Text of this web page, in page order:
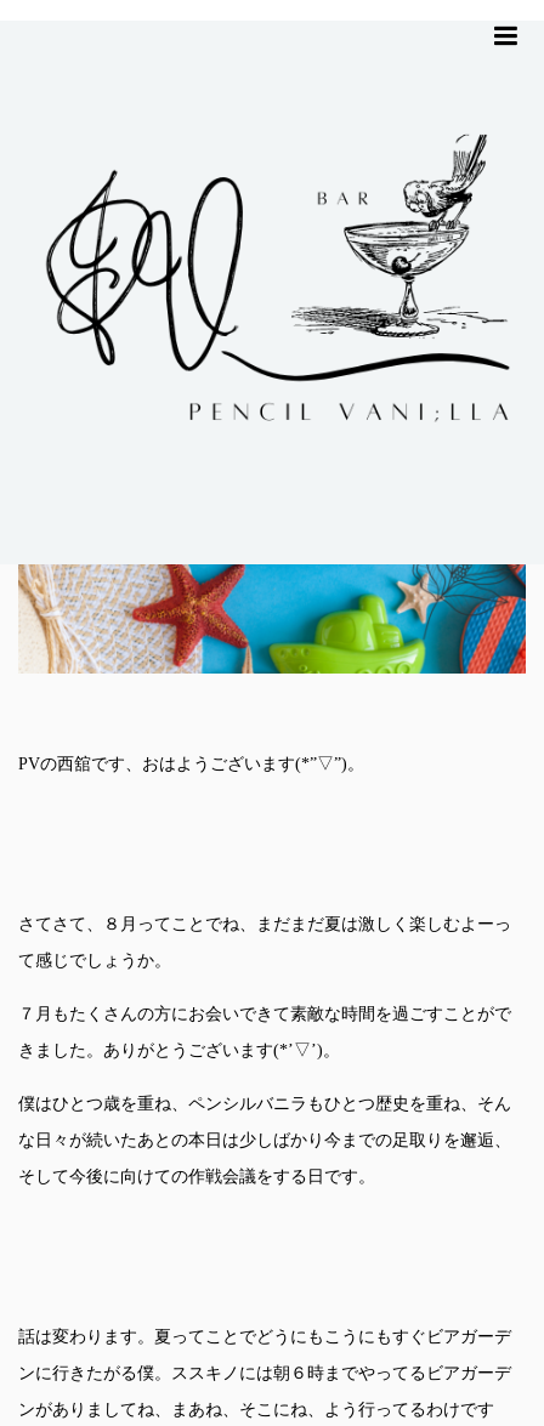
05/08/2024
Uncategorized 2024.08.05
PVの西舘です、おはようございます(*”▽”)。
さてさて、８月ってことでね、まだまだ夏は激しく楽しむよーっ
て感じでしょうか。
７月もたくさんの方にお会いできて素敵な時間を過ごすことがで
きました。ありがとうございます(*’▽’)。
僕はひとつ歳を重ね、ペンシルバニラもひとつ歴史を重ね、そん
な日々が続いたあとの本日は少しばかり今までの足取りを邂逅、
そして今後に向けての作戦会議をする日です。
話は変わります。夏ってことでどうにもこうにもすぐビアガーデ
ンに行きたがる僕。ススキノには朝６時までやってるビアガーデ
ンがありましてね、まあね、そこにね、よう行ってるわけです